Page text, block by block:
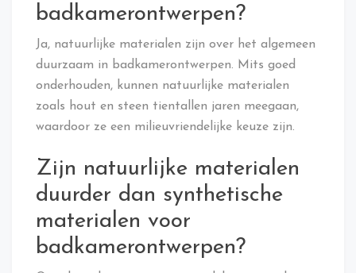
badkamerontwerpen?
Ja, natuurlijke materialen zijn over het algemeen
duurzaam in badkamerontwerpen. Mits goed
onderhouden, kunnen natuurlijke materialen
zoals hout en steen tientallen jaren meegaan,
waardoor ze een milieuvriendelijke keuze zijn.
Zijn natuurlijke materialen
duurder dan synthetische
materialen voor
badkamerontwerpen?